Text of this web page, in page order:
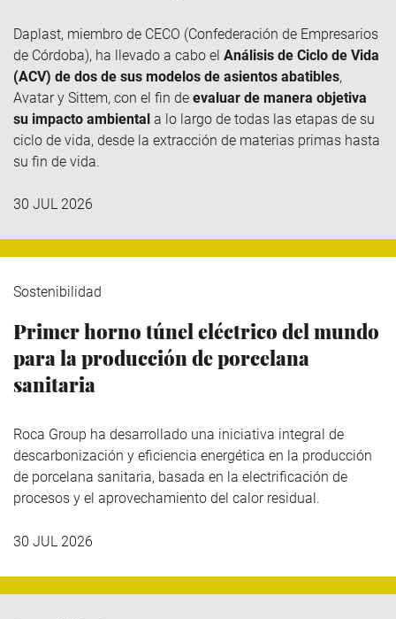
Daplast, miembro de CECO (Confederación de Empresarios
de Córdoba), ha llevado a cabo el Análisis de Ciclo de Vida
(ACV) de dos de sus modelos de asientos abatibles,
Avatar y Sittem, con el fin de evaluar de manera objetiva
su impacto ambiental a lo largo de todas las etapas de su
ciclo de vida, desde la extracción de materias primas hasta
su fin de vida.
30 JUL 2026
Sostenibilidad
Primer horno túnel eléctrico del mundo
para la producción de porcelana
sanitaria
Roca Group ha desarrollado una iniciativa integral de
descarbonización y eficiencia energética en la producción
de porcelana sanitaria, basada en la electrificación de
procesos y el aprovechamiento del calor residual.
30 JUL 2026